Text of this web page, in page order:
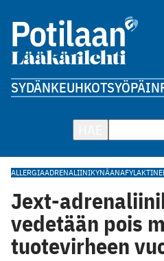
SYDÄNKEUHKOTSYÖPÄ
ALLERGIAADRENALIINIKYNÄ
Jext-
vedetään pois
tuotevirheen